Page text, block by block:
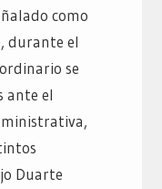
como
durante el
se
ante el
Duarte